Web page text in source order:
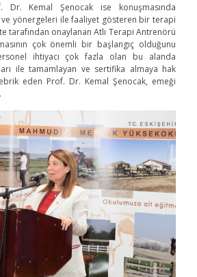
Dr. Kemal Şenocak ise konuşmasında
yönergeleri ile faaliyet gösteren bir terapi
tarafından onaylanan Atlı Terapi Antrenörü
çok önemli bir başlangıç olduğunu
ihtiyacı çok fazla olan bu alanda
ile tamamlayan ve sertifika almaya hak
tebrik eden Prof. Dr. Kemal Şenocak, emeği